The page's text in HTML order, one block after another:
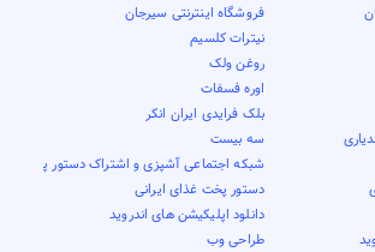
فروشگاه اینترنتی سیرجان
نیترات کلسیم
روغن ولک
اوره فسفات
بلک فرایدی ایران انکر
سه بیست
شبکه اجتماعی آشپزی و اشتراک دستور پخت
دستور پخت غذای ایرانی
دانلود اپلیکیشن های اندروید
طراحی وب